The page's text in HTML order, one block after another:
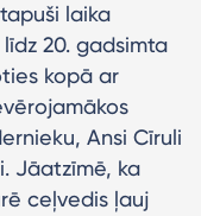
laika
20. gadsimta
kopā ar
Ansi Cīruli
Jāatzīmē, ka
ceļvedis ļauj